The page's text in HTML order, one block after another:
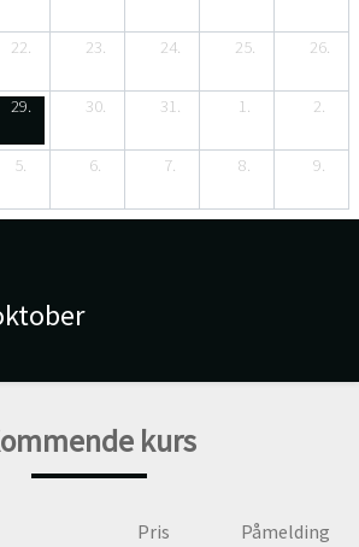
22. 23. 24. 25. 26.
29. 30. 31. 1. 2.
5. 6. 7. 8. 9.
kurs
Pris Påmelding